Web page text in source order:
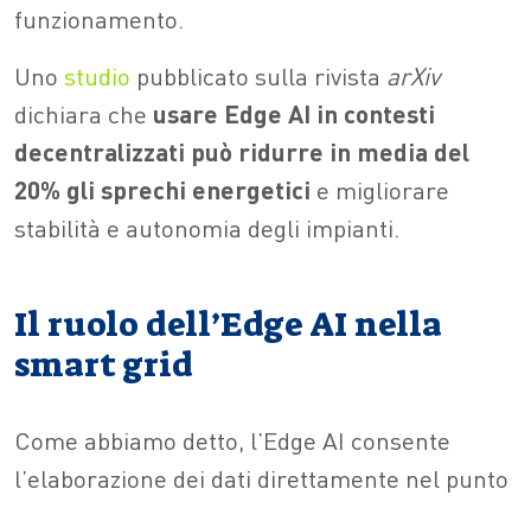
funzionamento.
Uno studio pubblicato sulla rivista arXiv
dichiara che usare Edge AI in contesti
decentralizzati può ridurre in media del
20% gli sprechi energetici e migliorare
stabilità e autonomia degli impianti.
Il ruolo dell’Edge AI nella
smart grid
Come abbiamo detto, l’Edge AI consente
l’elaborazione dei dati direttamente nel punto